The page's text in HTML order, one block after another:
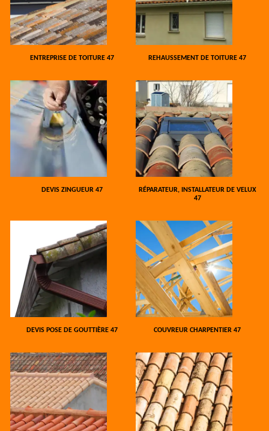
ENTREPRISE DE TOITURE 47 REHAUSSEMENT DE TOITURE 47
DEVIS ZINGUEUR 47
RÉPARATEUR, INSTALLATEUR DE VELUX
47
DEVIS POSE DE GOUTTIÈRE 47 COUVREUR CHARPENTIER 47